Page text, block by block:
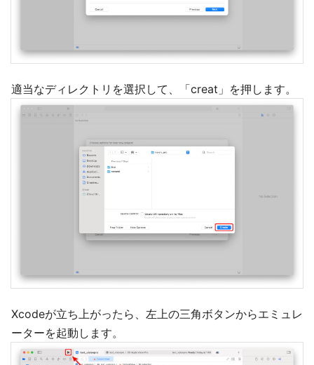
適当なディレクトリを選択して、「creat」を押します。
Xcodeが立ち上がったら、左上の三角ボタンからエミュレ
ーターを起動します。